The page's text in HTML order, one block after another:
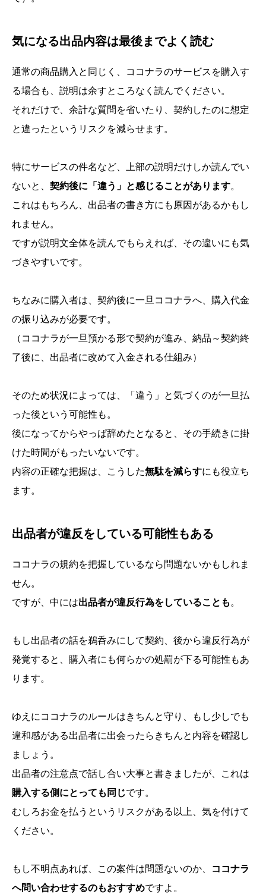
気になる出品内容は最後までよく読む
通常の商品購入と同じく、ココナラのサービスを購入す
る場合も、説明は余すところなく読んでください。
それだけで、余計な質問を省いたり、契約したのに想定
と違ったというリスクを減らせます。
特にサービスの件名など、上部の説明だけしか読んでい
ないと、 契約後に「違う」と感じることがあります。
これはもちろん、出品者の書き方にも原因があるかもし
れません。
ですが説明文全体を読んでもらえれば、その違いにも気
づきやすいです。
ちなみに購入者は、契約後に一旦ココナラへ、購入代金
の振り込みが必要です。
（ココナラが一旦預かる形で契約が進み、納品～契約終
了後に、出品者に改めて入金される仕組み）
そのため状況によっては、「違う」と気づくのが一旦払
った後という可能性も。
後になってからやっぱ辞めたとなると、その手続きに掛
けた時間がもったいないです。
内容の正確な把握は、こうした無駄を減らすにも役立ち
ます。
出品者が違反をしている可能性もある
ココナラの規約を把握しているなら問題ないかもしれま
せん。
ですが、中には出品者が違反行為をしていることも 。
もし出品者の話を鵜呑みにして契約、後から違反行為が
発覚すると、購入者にも何らかの処罰が下る可能性もあ
ります。
ゆえにココナラのルールはきちんと守り、もし少しでも
違和感がある出品者に出会ったらきちんと内容を確認し
ましょう。
出品者の注意点で話し合い大事と書きましたが、これは
購入する側にとっても同じです。
むしろお金を払うというリスクがある以上、気を付けて
ください。
もし不明点あれば、この案件は問題ないのか、
ココナラ
へ問い合わせするのもおすすめですよ。